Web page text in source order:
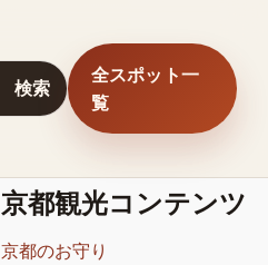
検索
全スポット一
覧
京都観光コンテンツ
京都のお守り